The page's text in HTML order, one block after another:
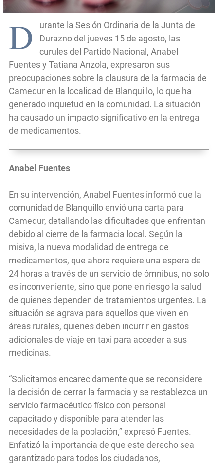
D
urante la Sesión Ordinaria de la Junta de
Durazno del jueves 15 de agosto, las
curules del Partido Nacional, Anabel
Fuentes y Tatiana Anzola, expresaron sus
preocupaciones sobre la clausura de la farmacia de
Camedur en la localidad de Blanquillo, lo que ha
generado inquietud en la comunidad. La situación
ha causado un impacto significativo en la entrega
de medicamentos.
Anabel Fuentes
En su intervención, Anabel Fuentes informó que la
comunidad de Blanquillo envió una carta para
Camedur, detallando las dificultades que enfrentan
debido al cierre de la farmacia local. Según la
misiva, la nueva modalidad de entrega de
medicamentos, que ahora requiere una espera de
24 horas a través de un servicio de ómnibus, no solo
es inconveniente, sino que pone en riesgo la salud
de quienes dependen de tratamientos urgentes. La
situación se agrava para aquellos que viven en
áreas rurales, quienes deben incurrir en gastos
adicionales de viaje en taxi para acceder a sus
medicinas.
“Solicitamos encarecidamente que se reconsidere
la decisión de cerrar la farmacia y se restablezca un
servicio farmacéutico físico con personal
capacitado y disponible para atender las
necesidades de la población,” expresó Fuentes.
Enfatizó la importancia de que este derecho sea
garantizado para todos los ciudadanos,